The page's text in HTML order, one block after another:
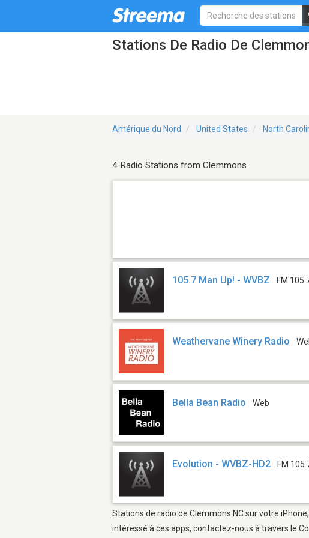
Stations De Radio De
Amérique du Nord United States North
4 Radio Stations from Clemmons
105.7 Man Up! - WVBZ FM
Weathervane Winery Radio
Bella Bean Radio Web
Evolution - WVBZ-HD2 FM
Stations de radio de Clemmons NC sur votre
intéressé à ces apps, contactez-nous à travers le